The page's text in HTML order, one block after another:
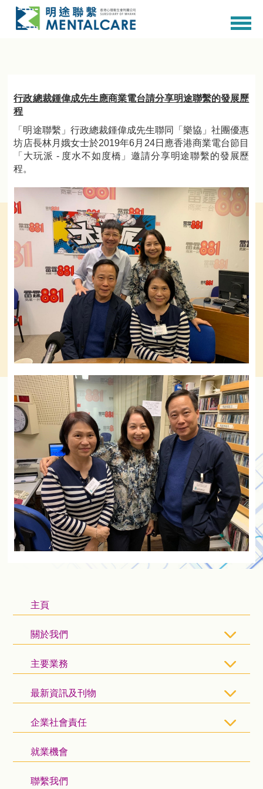
行政總裁鍾偉成先生應商業電台請分享明途聯繫的發展歷
程
「明途聯繫」行政總裁鍾偉成先生聯同「樂協」社團優惠
坊店長林月娥女士於2019年6月24日應香港商業電台節目
「大玩派 - 度水不如度橋」邀請分享明途聯繫的發展歷
程。
主頁
關於我們
主要業務
最新資訊及刊物
企業社會責任
就業機會
聯繫我們